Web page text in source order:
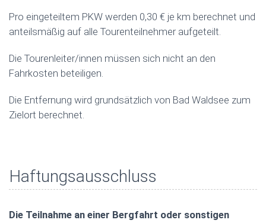
Pro eingeteiltem PKW werden 0,30 € je km berechnet und
anteilsmäßig auf alle Tourenteilnehmer aufgeteilt.
Die Tourenleiter/innen müssen sich nicht an den
Fahrkosten beteiligen.
Die Entfernung wird grundsätzlich von Bad Waldsee zum
Zielort berechnet.
Haftungsausschluss
Die Teilnahme an einer Bergfahrt oder sonstigen